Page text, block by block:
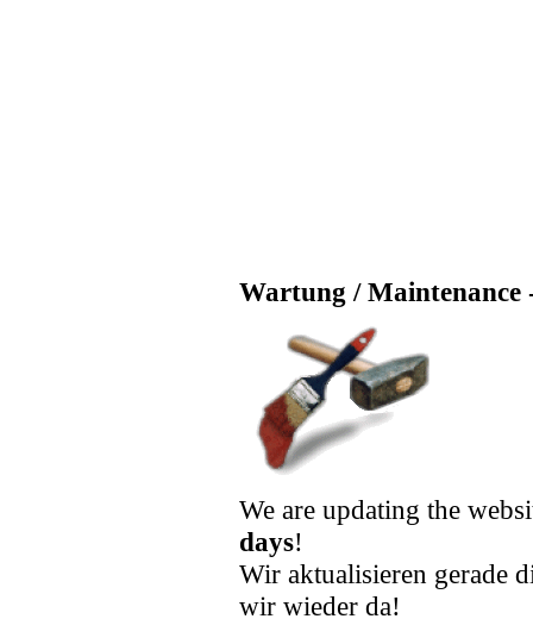
Wartung / Maintenance
We are updating the
days!
Wir aktualisieren gerade
wir wieder da!